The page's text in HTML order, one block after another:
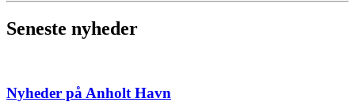
Seneste nyheder
Nyheder på Anholt Havn